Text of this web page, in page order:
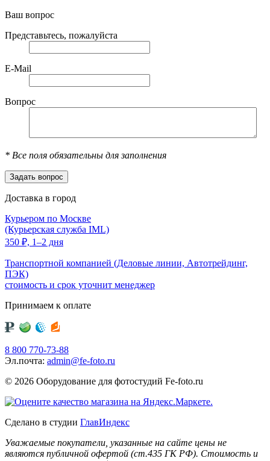
Ваш вопрос
Представьтесь, пожалуйста
E-Mail
Вопрос
* Все поля обязательны для заполнения
Доставка в город
Курьером по Москве
(Курьерская служба IML)
350 ₽, 1–2 дня
Транспортной компанией (Деловые линии, Автотрейдинг,
ПЭК)
стоимость и срок уточнит менеджер
Принимаем к оплате
8 800 770-73-88
Эл.почта: admin@fe-foto.ru
© 2026 Оборудование для фотостудий Fe-foto.ru
Сделано в студии ГлавИндекс
Уважаемые покупатели, указанные на сайте цены не
являются публичной офертой (ст.435 ГК РФ). Стоимость и